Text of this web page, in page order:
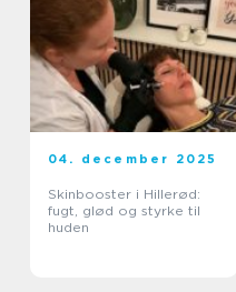
04. december 2025
Skinbooster i Hillerød:
fugt, glød og styrke til
huden